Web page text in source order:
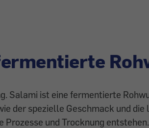
Salami ist eine fermentierte
der spezielle Geschmack und die
und Trocknung